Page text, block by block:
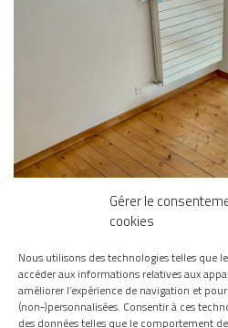
Gérer le
cookies
Nous utilisons des technologies telles que
accéder aux informations relatives aux
améliorer l’expérience de navigation et
(non-)personnalisées. Consentir à ces
des données telles que le comportement